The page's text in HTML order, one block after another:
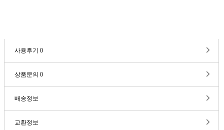
사용후기 0
상품문의 0
배송정보
교환정보